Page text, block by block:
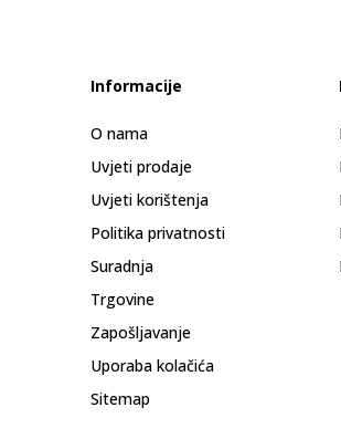
Informacije
O nama
Uvjeti prodaje
Uvjeti korištenja
Politika privatnosti
Suradnja
Trgovine
Zapošljavanje
Uporaba kolačića
Sitemap